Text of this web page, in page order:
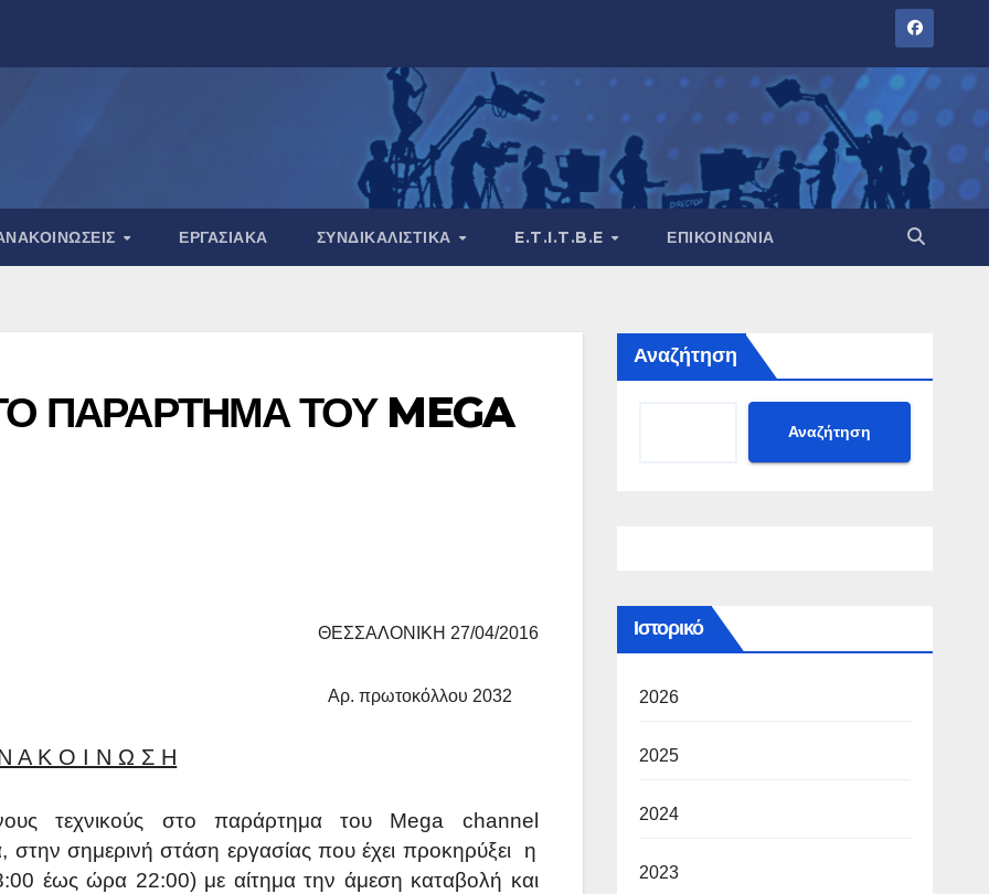
ΕΡΓΑΣΙΑΚΆ ΣΥΝΔΙΚΑΛΙΣΤΙΚΆ E.T.I.T.B.E ΕΠΙΚΟΙΝΩΝΊΑ
ΠΑΡΑΡΤΗΜΑ ΤΟΥ MEGA
ΘΕΣΣΑΛΟΝΙΚΗ 27/04/2016
Αρ. πρωτοκόλλου 2032
Α Κ Ο Ι Ν Ω Σ Η
τεχνικούς στο παράρτημα του Mega
channel
σημερινή στάση εργασίας που έχει προκηρύξει η
έως ώρα 22:00) με αίτημα την άμεση καταβολή και
Αναζήτηση
Αναζήτηση
Ιστορικό
2026
2025
2024
2023